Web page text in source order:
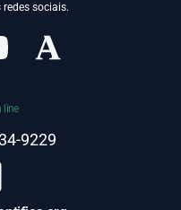
redes sociais.
line
9229